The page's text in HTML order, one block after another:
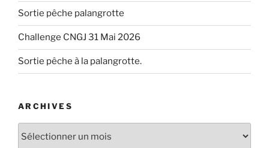
Sortie pêche palangrotte
Challenge CNGJ 31 Mai 2026
Sortie pêche à la palangrotte.
ARCHIVES